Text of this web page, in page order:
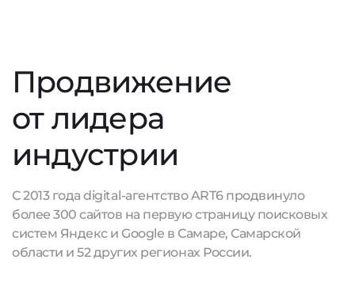
Продвижение
от лидера
индустрии
С 2013 года digital-агентство ART6 продвинуло
более 300 сайтов на первую страницу поисковых
систем Яндекс и Google в Самаре, Самарской
области и 52 других регионах России.